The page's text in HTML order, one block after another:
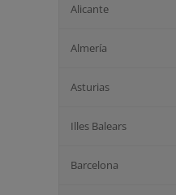
Alicante
Almería
Asturias
Illes Balears
Barcelona